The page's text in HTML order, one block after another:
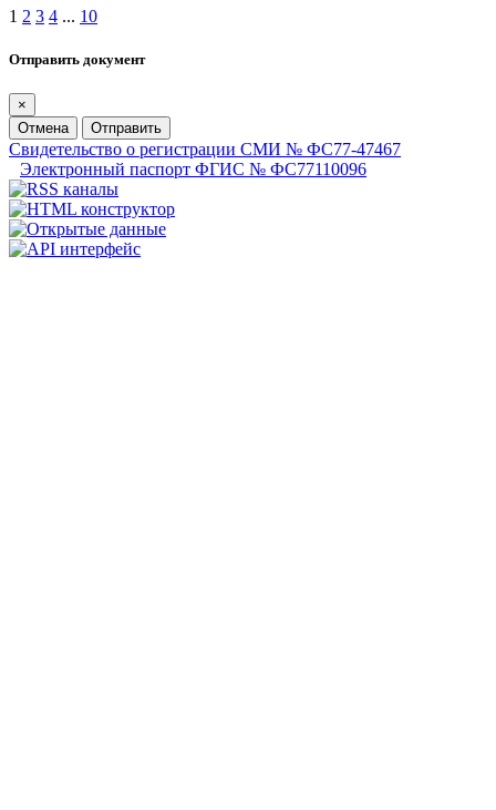
1 2 3 4 ... 10
Отправить документ
×
Отмена
Отправить
Свидетельство о регистрации СМИ № ФС77-47467
Электронный паспорт ФГИС № ФС77110096